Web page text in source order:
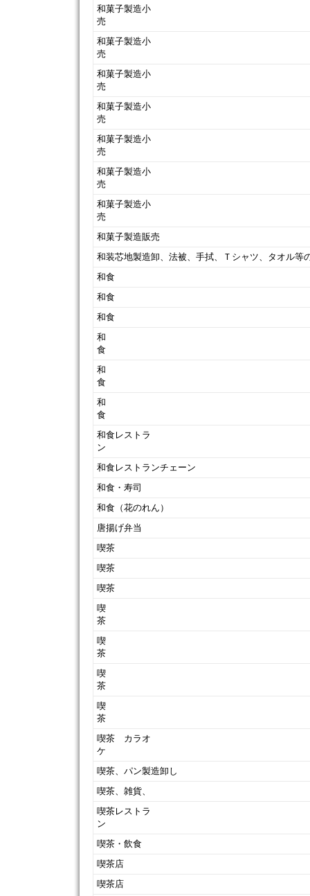
和菓子製造小
和菓子製造小
和菓子製造小
和菓子製造小
和菓子製造小
和菓子製造小
和菓子製造小
和菓子製造販売
和装芯地製造卸、法被、手拭、Ｔシャツ、タオル等
和食
和食
和食
和
和
和
和食レストラ
和食レストランチェーン
和食・寿司
和食（花のれん）
唐揚げ弁当
喫茶
喫茶
喫茶
喫
喫
喫
喫
喫茶 カラオ
喫茶、パン製造卸し
喫茶、雑貨、
喫茶レストラ
喫茶・飲食
喫茶店
喫茶店